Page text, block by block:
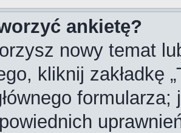
ankietę?
nowy temat
kliknij zakładkę